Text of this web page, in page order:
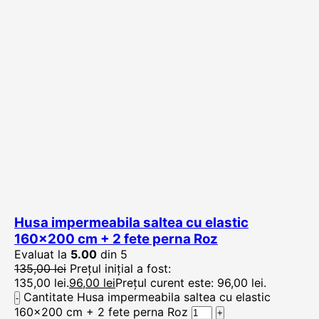
Husa impermeabila saltea cu elastic
160×200 cm + 2 fete perna Roz
Evaluat la 5.00 din 5
135,00lei Prețul inițial a fost:
135,00 lei.96,00 leiPrețul curent este: 96,00 lei.
Cantitate Husa impermeabila saltea cu elastic
160x200 cm + 2 fete perna Roz